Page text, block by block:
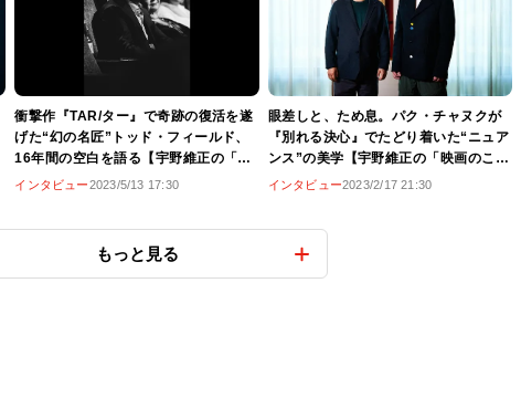
衝撃作『TAR/ター』で奇跡の復活を遂
げた“幻の名匠”トッド・フィールド、
16年間の空白を語る【宇野維正の「映
画のことは監督に訊け」】
インタビュー2023/5/13 17:30
眼差しと、ため息。パク・チャヌクが
『別れる決心』でたどり着いた“ニュア
ンス”の美学【宇野維正の「映画のこと
は監督に訊け」】
インタビュー2023/2/17 21:30
もっと見る